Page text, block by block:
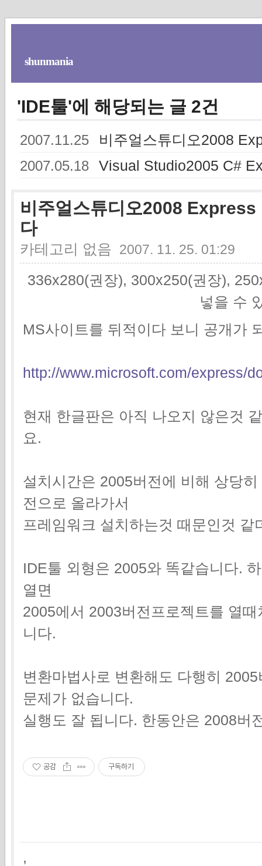
shunmania
'IDE툴'에 해당되는 글 2건
2007.11.25 비주얼스튜디오2008
2007.05.18 Visual Studio2005 C#
비주얼스튜디오2008
다
카테고리 없음 2007. 11. 25. 01:29
336x280(권장), 300x250(권장),
넣을 수
MS사이트를 뒤적이다 보니 공개가
http://www.microsoft.com/express/
현재 한글판은 아직 나오지 않은것
요.
설치시간은 2005버전에 비해 상당
전으로 올라가서
프레임워크 설치하는것 때문인것 같
IDE툴 외형은 2005와 똑같습니다.
열면
2005에서 2003버전프로젝트를 열
니다.
변환마법사로 변환해도 다행히
문제가 없습니다.
실행도 잘 됩니다. 한동안은 2008버
공감 구독하기
,